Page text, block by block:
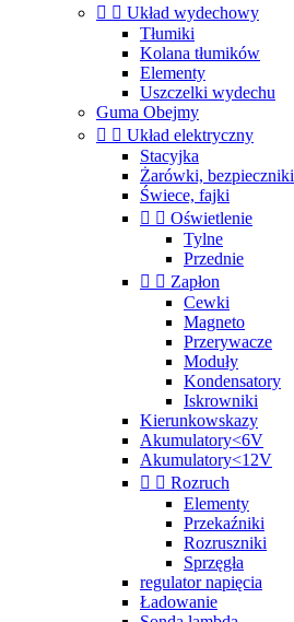
  Układ wydechowy
Tłumiki
Kolana tłumików
Elementy
Uszczelki wydechu
Guma Obejmy
  Układ elektryczny
Stacyjka
Żarówki, bezpieczniki
Świece, fajki
  Oświetlenie
Tylne
Przednie
  Zapłon
Cewki
Magneto
Przerywacze
Moduły
Kondensatory
Iskrowniki
Kierunkowskazy
Akumulatory<6V
Akumulatory<12V
  Rozruch
Elementy
Przekaźniki
Rozruszniki
Sprzęgła
regulator napięcia
Ładowanie